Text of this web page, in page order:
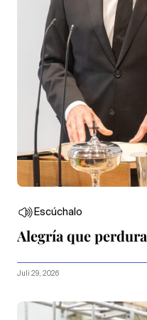
Escúchalo
Alegría que perdura
Juli 29, 2026